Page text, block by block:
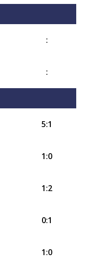
:
:
5:1
1:0
1:2
0:1
1:0